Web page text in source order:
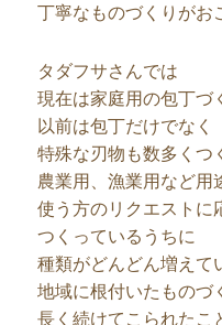
丁寧なものづくりがお
タダフサさんでは
現在は家庭用の包丁づ
以前は包丁だけでなく
特殊な刃物も数多くつ
農業用、漁業用など用
使う方のリクエストに
つくっているうちに
種類がどんどん増えて
地域に根付いたものづ
長く続けてこられたこ